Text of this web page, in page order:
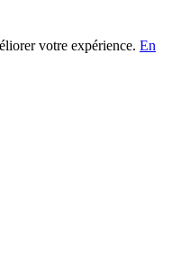
votre expérience. En